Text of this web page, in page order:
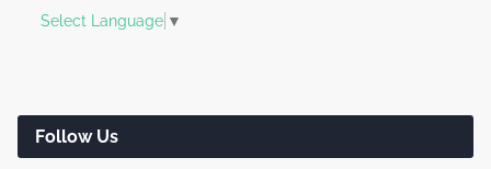
Select Language ▼
Follow Us